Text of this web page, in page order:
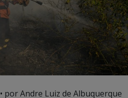
• por Andre Luiz de Albuquerque